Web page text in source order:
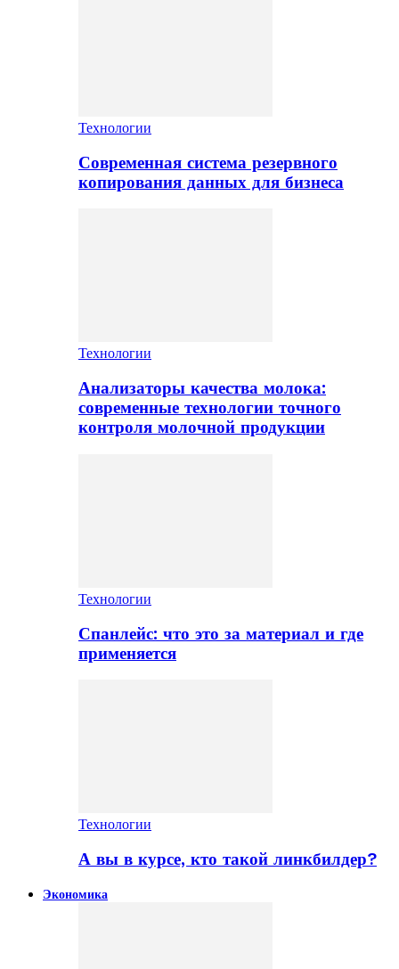
Технологии
Современная система резервного
копирования данных для бизнеса
Технологии
Анализаторы качества молока:
современные технологии точного
контроля молочной продукции
Технологии
Спанлейс: что это за материал и где
применяется
Технологии
А вы в курсе, кто такой линкбилдер?
Экономика